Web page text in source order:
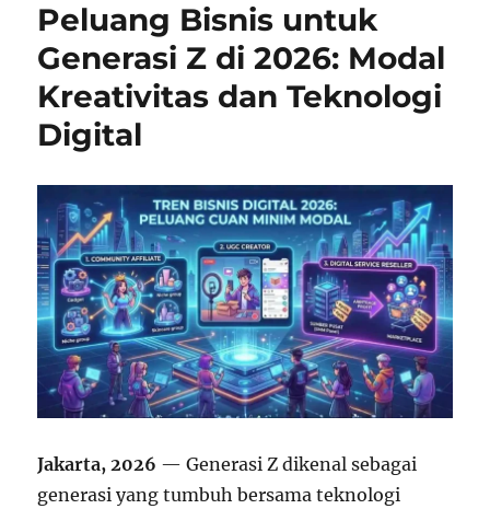
Peluang Bisnis untuk
Generasi Z di 2026: Modal
Kreativitas dan Teknologi
Digital
Jakarta, 2026 — Generasi Z dikenal sebagai
generasi yang tumbuh bersama teknologi